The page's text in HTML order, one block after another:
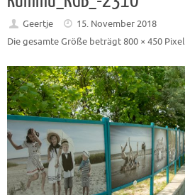
Geertje
15. November 2018
Die gesamte Größe beträgt800 × 450 Pixel